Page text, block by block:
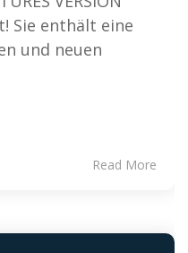
Sie enthält eine
und neuen
Read More